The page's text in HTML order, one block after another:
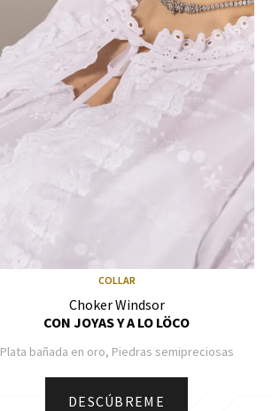
COLLAR
Choker Windsor
CON JOYAS Y A LO LÖCO
Plata bañada en oro, Piedras semipreciosas
DESCÚBREME